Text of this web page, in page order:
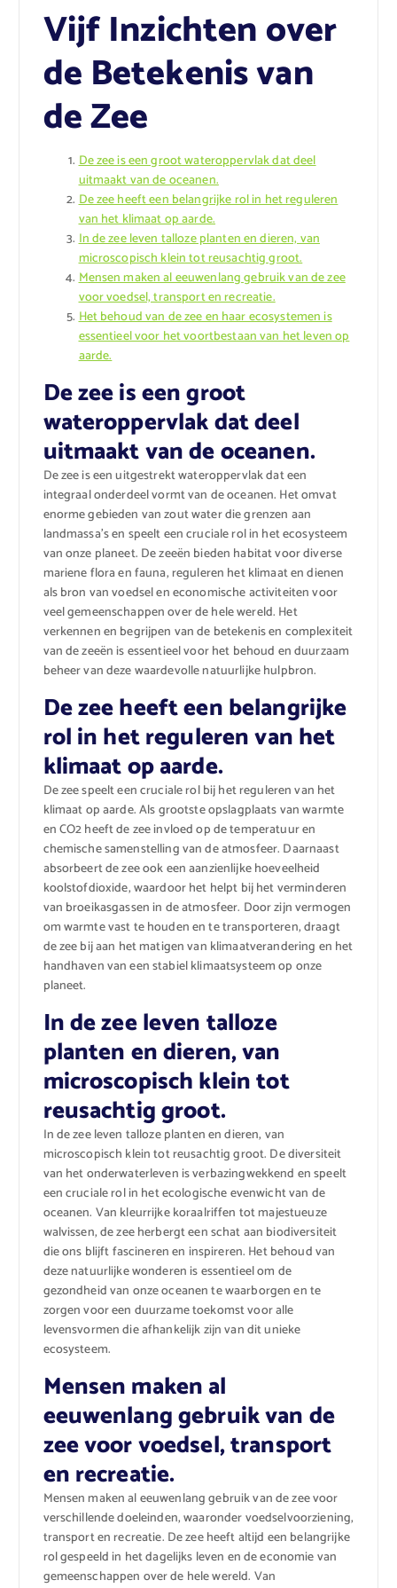
Vijf Inzichten over
de Betekenis van
de Zee
De zee is een groot wateroppervlak dat deel
uitmaakt van de oceanen.
De zee heeft een belangrijke rol in het reguleren
van het klimaat op aarde.
In de zee leven talloze planten en dieren, van
microscopisch klein tot reusachtig groot.
Mensen maken al eeuwenlang gebruik van de zee
voor voedsel, transport en recreatie.
Het behoud van de zee en haar ecosystemen is
essentieel voor het voortbestaan van het leven op
aarde.
De zee is een groot
wateroppervlak dat deel
uitmaakt van de oceanen.
De zee is een uitgestrekt wateroppervlak dat een
integraal onderdeel vormt van de oceanen. Het omvat
enorme gebieden van zout water die grenzen aan
landmassa’s en speelt een cruciale rol in het ecosysteem
van onze planeet. De zeeën bieden habitat voor diverse
mariene flora en fauna, reguleren het klimaat en dienen
als bron van voedsel en economische activiteiten voor
veel gemeenschappen over de hele wereld. Het
verkennen en begrijpen van de betekenis en complexiteit
van de zeeën is essentieel voor het behoud en duurzaam
beheer van deze waardevolle natuurlijke hulpbron.
De zee heeft een belangrijke
rol in het reguleren van het
klimaat op aarde.
De zee speelt een cruciale rol bij het reguleren van het
klimaat op aarde. Als grootste opslagplaats van warmte
en CO2 heeft de zee invloed op de temperatuur en
chemische samenstelling van de atmosfeer. Daarnaast
absorbeert de zee ook een aanzienlijke hoeveelheid
koolstofdioxide, waardoor het helpt bij het verminderen
van broeikasgassen in de atmosfeer. Door zijn vermogen
om warmte vast te houden en te transporteren, draagt
de zee bij aan het matigen van klimaatverandering en het
handhaven van een stabiel klimaatsysteem op onze
planeet.
In de zee leven talloze
planten en dieren, van
microscopisch klein tot
reusachtig groot.
In de zee leven talloze planten en dieren, van
microscopisch klein tot reusachtig groot. De diversiteit
van het onderwaterleven is verbazingwekkend en speelt
een cruciale rol in het ecologische evenwicht van de
oceanen. Van kleurrijke koraalriffen tot majestueuze
walvissen, de zee herbergt een schat aan biodiversiteit
die ons blijft fascineren en inspireren. Het behoud van
deze natuurlijke wonderen is essentieel om de
gezondheid van onze oceanen te waarborgen en te
zorgen voor een duurzame toekomst voor alle
levensvormen die afhankelijk zijn van dit unieke
ecosysteem.
Mensen maken al
eeuwenlang gebruik van de
zee voor voedsel, transport
en recreatie.
Mensen maken al eeuwenlang gebruik van de zee voor
verschillende doeleinden, waaronder voedselvoorziening,
transport en recreatie. De zee heeft altijd een belangrijke
rol gespeeld in het dagelijks leven en de economie van
gemeenschappen over de hele wereld. Van